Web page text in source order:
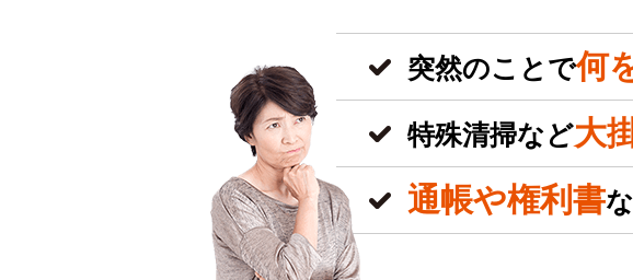
突然のことで何
特殊清掃など大
通帳や権利書